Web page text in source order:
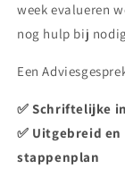
week evalueren
nog hulp bij
Een
✅ Schriftelijke
✅ Uitgebreid
stappenplan